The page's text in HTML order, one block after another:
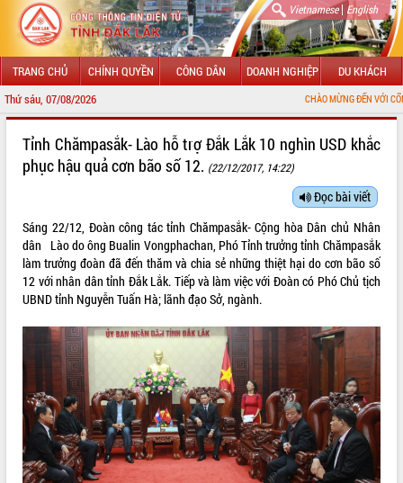
Vietnamese| English
TRANG CHỦ CHÍNH QUYỀN CÔNG DÂN DOANH NGHIỆP DU KHÁCH
Thứ sáu, 07/08/2026 CHÀO MỪNG ĐẾN VỚI CỔNG THÔNG TIN ĐIỆN
LÃNH ĐẠO UBND TỈNH
SỞ, BAN, NGÀNH
UBND CÁC XÃ, PHƯỜNG
HỆ THỐNG VĂN BẢN
VĂN BẢN HĐND TỈNH
ĐIỂM TIN VĂN BẢN
QUY HOẠCH - KẾ HOẠCH
Tỉnh Chămpasắk- Lào hỗ trợ Đắk Lắk 10 nghìn USD khắc
phục hậu quả cơn bão số 12. (22/12/2017, 14:22)
Đọc bài viết
Sáng 22/12, Đoàn công tác tỉnh Chămpasắk- Cộng hòa Dân chủ Nhân
dân Lào do ông Bualin Vongphachan, Phó Tỉnh trưởng tỉnh Chămpasắk
làm trưởng đoàn đã đến thăm và chia sẻ những thiệt hại do cơn bão số
12 với nhân dân tỉnh Đắk Lắk. Tiếp và làm việc với Đoàn có Phó Chủ tịch
UBND tỉnh Nguyễn Tuấn Hà; lãnh đạo Sở, ngành.